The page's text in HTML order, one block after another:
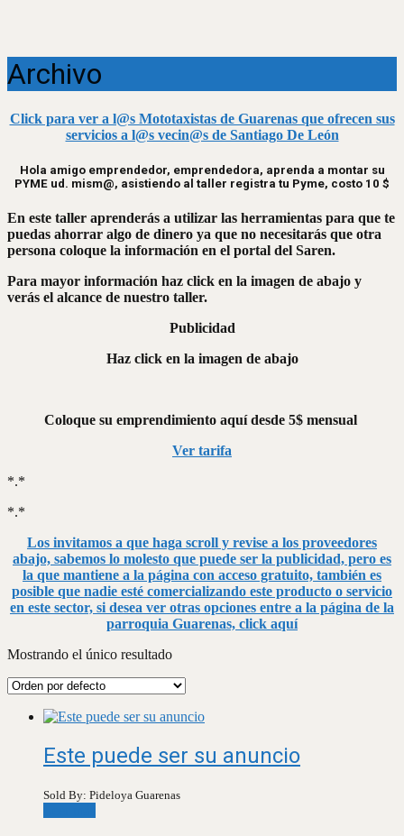
Archivo
Click para ver a l@s Mototaxistas de Guarenas que ofrecen sus
servicios a l@s vecin@s de Santiago De León
Hola amigo emprendedor, emprendedora, aprenda a montar su
PYME ud. mism@, asistiendo al taller registra tu Pyme, costo 10 $
En este taller aprenderás a utilizar las herramientas para que te
puedas ahorrar algo de dinero ya que no necesitarás que otra
persona coloque la información en el portal del Saren.
Para mayor información haz click en la imagen de abajo y
verás el alcance de nuestro taller.
Publicidad
Haz click en la imagen de abajo
Coloque su emprendimiento aquí desde 5$ mensual
Ver tarifa
*.*
*.*
Los invitamos a que haga scroll y revise a los proveedores
abajo, sabemos lo molesto que puede ser la publicidad, pero es
la que mantiene a la página con acceso gratuito, también es
posible que nadie esté comercializando este producto o servicio
en este sector, si desea ver otras opciones entre a la página de la
parroquia Guarenas, click aquí
Mostrando el único resultado
Este puede ser su anuncio
Sold By: Pideloya Guarenas